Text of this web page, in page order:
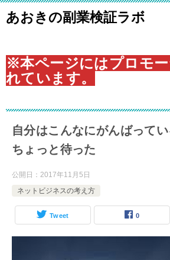
あおきの副業検証ラボ
※本ページにはプロモー
れています。
自分はこんなにがんばってい
ちょっと待った
公開日： 2017年11月5日
ネットビジネスの考え方
Tweet 0